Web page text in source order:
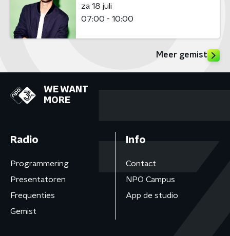
za 18 juli
07:00 - 10:00
Meer gemist
WE WANT
MORE
Radio
Programmering
Presentatoren
Frequenties
Gemist
Info
Contact
NPO Campus
App de studio